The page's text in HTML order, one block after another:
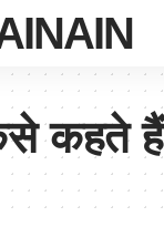
कहते हैं